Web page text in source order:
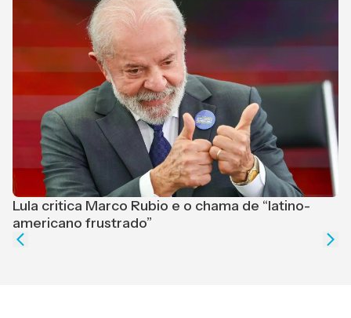
Lula critica Marco Rubio e o chama de “latino-
americano frustrado”